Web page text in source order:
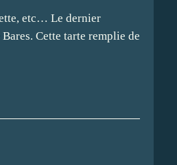
etc… Le dernier
Cette tarte remplie de